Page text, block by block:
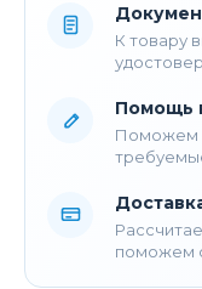
К товару
Помощь
Поможем
поможем